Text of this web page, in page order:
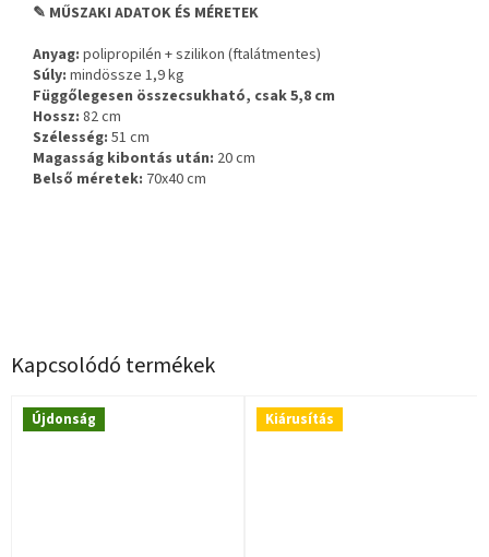
Kapcsolódó termékek
Újdonság Kiárusítás
✎ MŰSZAKI ADATOK ÉS MÉRETEK
Anyag: polipropilén + szilikon (ftalátmentes)
Súly: mindössze 1,9 kg
Függőlegesen összecsukható, csak 5,8 cm
Hossz: 82 cm
Szélesség: 51 cm
Magasság kibontás után: 20 cm
Belső méretek: 70x40 cm